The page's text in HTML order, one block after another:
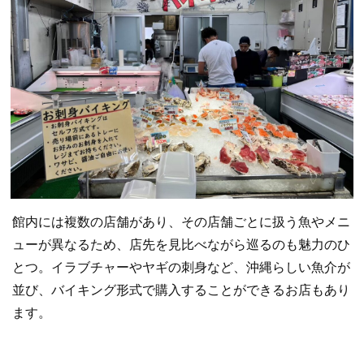
館内には複数の店舗があり、その店舗ごとに扱う魚やメニ
ューが異なるため、店先を見比べながら巡るのも魅力のひ
とつ。イラブチャーやヤギの刺身など、沖縄らしい魚介が
並び、バイキング形式で購入することができるお店もあり
ます。